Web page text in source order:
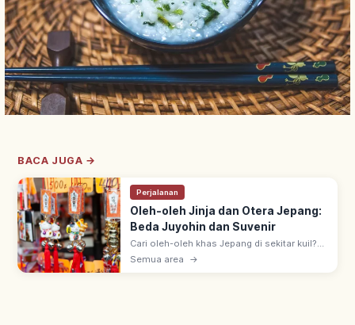
BACA JUGA →
Perjalanan
Oleh-oleh Jinja dan Otera Jepang:
Beda Juyohin dan Suvenir
Cari oleh-oleh khas Jepang di sekitar kuil?
Kenali perbedaan omamori dan suvenir
Semua area →